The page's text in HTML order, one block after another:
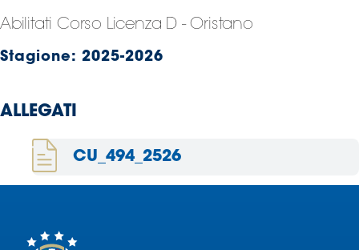
Femminile
del
Shop
partner
delle
nazionali
Abilitati Corso Licenza D - Oristano
Stagione: 2025-2026
ALLEGATI
CU_494_2526